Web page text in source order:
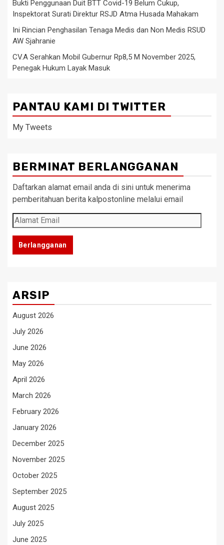
Bukti Penggunaan Duit BTT Covid-19 Belum Cukup,
Inspektorat Surati Direktur RSJD Atma Husada Mahakam
Ini Rincian Penghasilan Tenaga Medis dan Non Medis RSUD
AW Sjahranie
CV.A Serahkan Mobil Gubernur Rp8,5 M November 2025,
Penegak Hukum Layak Masuk
PANTAU KAMI DI TWITTER
My Tweets
BERMINAT BERLANGGANAN
Daftarkan alamat email anda di sini untuk menerima
pemberitahuan berita kalpostonline melalui email
Alamat
Email
Berlangganan
ARSIP
August 2026
July 2026
June 2026
May 2026
April 2026
March 2026
February 2026
January 2026
December 2025
November 2025
October 2025
September 2025
August 2025
July 2025
June 2025